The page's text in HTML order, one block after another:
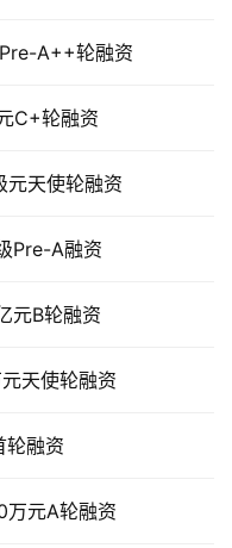
A++轮融资
C+轮融资
元天使轮融资
Pre-A融资
元B轮融资
天使轮融资
融资
元A轮融资